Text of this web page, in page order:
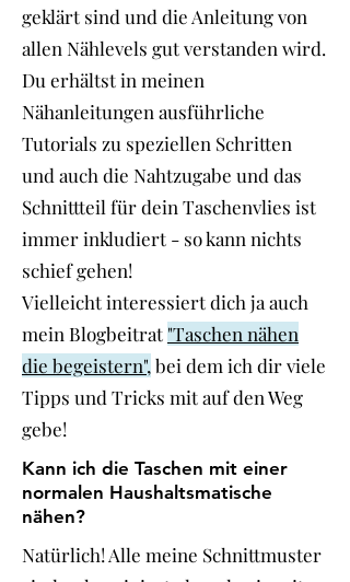
geklärt sind und die Anleitung von
allen Nählevels gut verstanden wird.
Du erhältst in meinen
Nähanleitungen ausführliche
Tutorials zu speziellen Schritten
und auch die Nahtzugabe und das
Schnittteil für dein Taschenvlies ist
immer inkludiert - so kann nichts
schief gehen!
Vielleicht interessiert dich ja auch
mein Blogbeitrat "Taschen nähen
die begeistern", bei dem ich dir viele
Tipps und Tricks mit auf den Weg
gebe!
Kann ich die Taschen mit einer
normalen Haushaltsmatische
nähen?
Natürlich! Alle meine Schnittmuster